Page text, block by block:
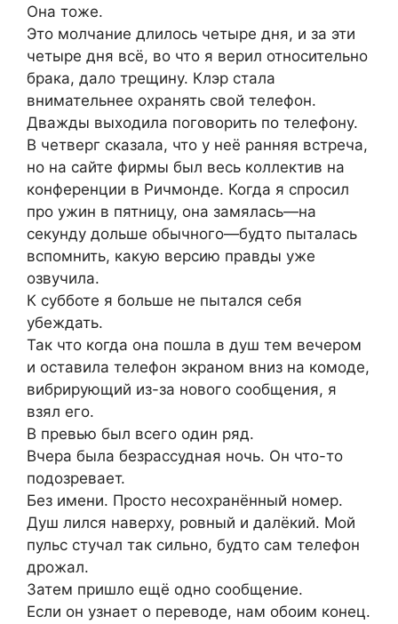
Она тоже.
Это молчание длилось четыре дня, и за эти
четыре дня всё, во что я верил относительно
брака, дало трещину. Клэр стала
внимательнее охранять свой телефон.
Дважды выходила поговорить по телефону.
В четверг сказала, что у неё ранняя встреча,
но на сайте фирмы был весь коллектив на
конференции в Ричмонде. Когда я спросил
про ужин в пятницу, она замялась—на
секунду дольше обычного—будто пыталась
вспомнить, какую версию правды уже
озвучила.
К субботе я больше не пытался себя
убеждать.
Так что когда она пошла в душ тем вечером
и оставила телефон экраном вниз на комоде,
вибрирующий из-за нового сообщения, я
взял его.
В превью был всего один ряд.
Вчера была безрассудная ночь. Он что-то
подозревает.
Без имени. Просто несохранённый номер.
Душ лился наверху, ровный и далёкий. Мой
пульс стучал так сильно, будто сам телефон
дрожал.
Затем пришло ещё одно сообщение.
Если он узнает о переводе, нам обоим конец.